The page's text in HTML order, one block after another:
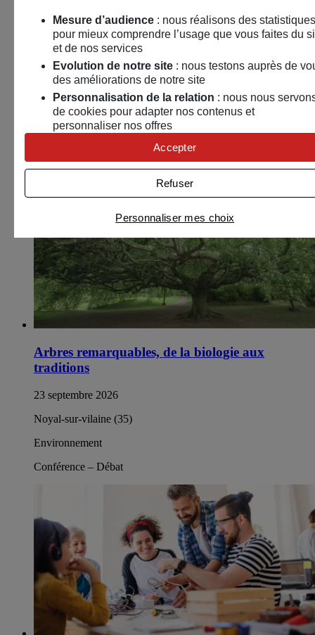
Pagayez pour la planète !
19 septembre 2026
Vivonne (86)
Environnement
Arbres remarquables, de la biologie aux
traditions
23 septembre 2026
Noyal-sur-vilaine (35)
Environnement
Conférence – Débat
Mesure d’audience : nous réalisons des statistiques
pour mieux comprendre l’usage que vous faites du
et de nos services
Evolution de notre site : nous testons auprès de
des améliorations de notre site
Personnalisation de la relation : nous nous
de cookies pour adapter nos contenus et
personnaliser nos offres
Univers publicitaire: nous utilisons avec nos
partenaires des cookies pour afficher des publicités
personnalisées
Connaître notre politique cookies et la liste de nos
Personnaliser mes choix
Refuser
Accepter